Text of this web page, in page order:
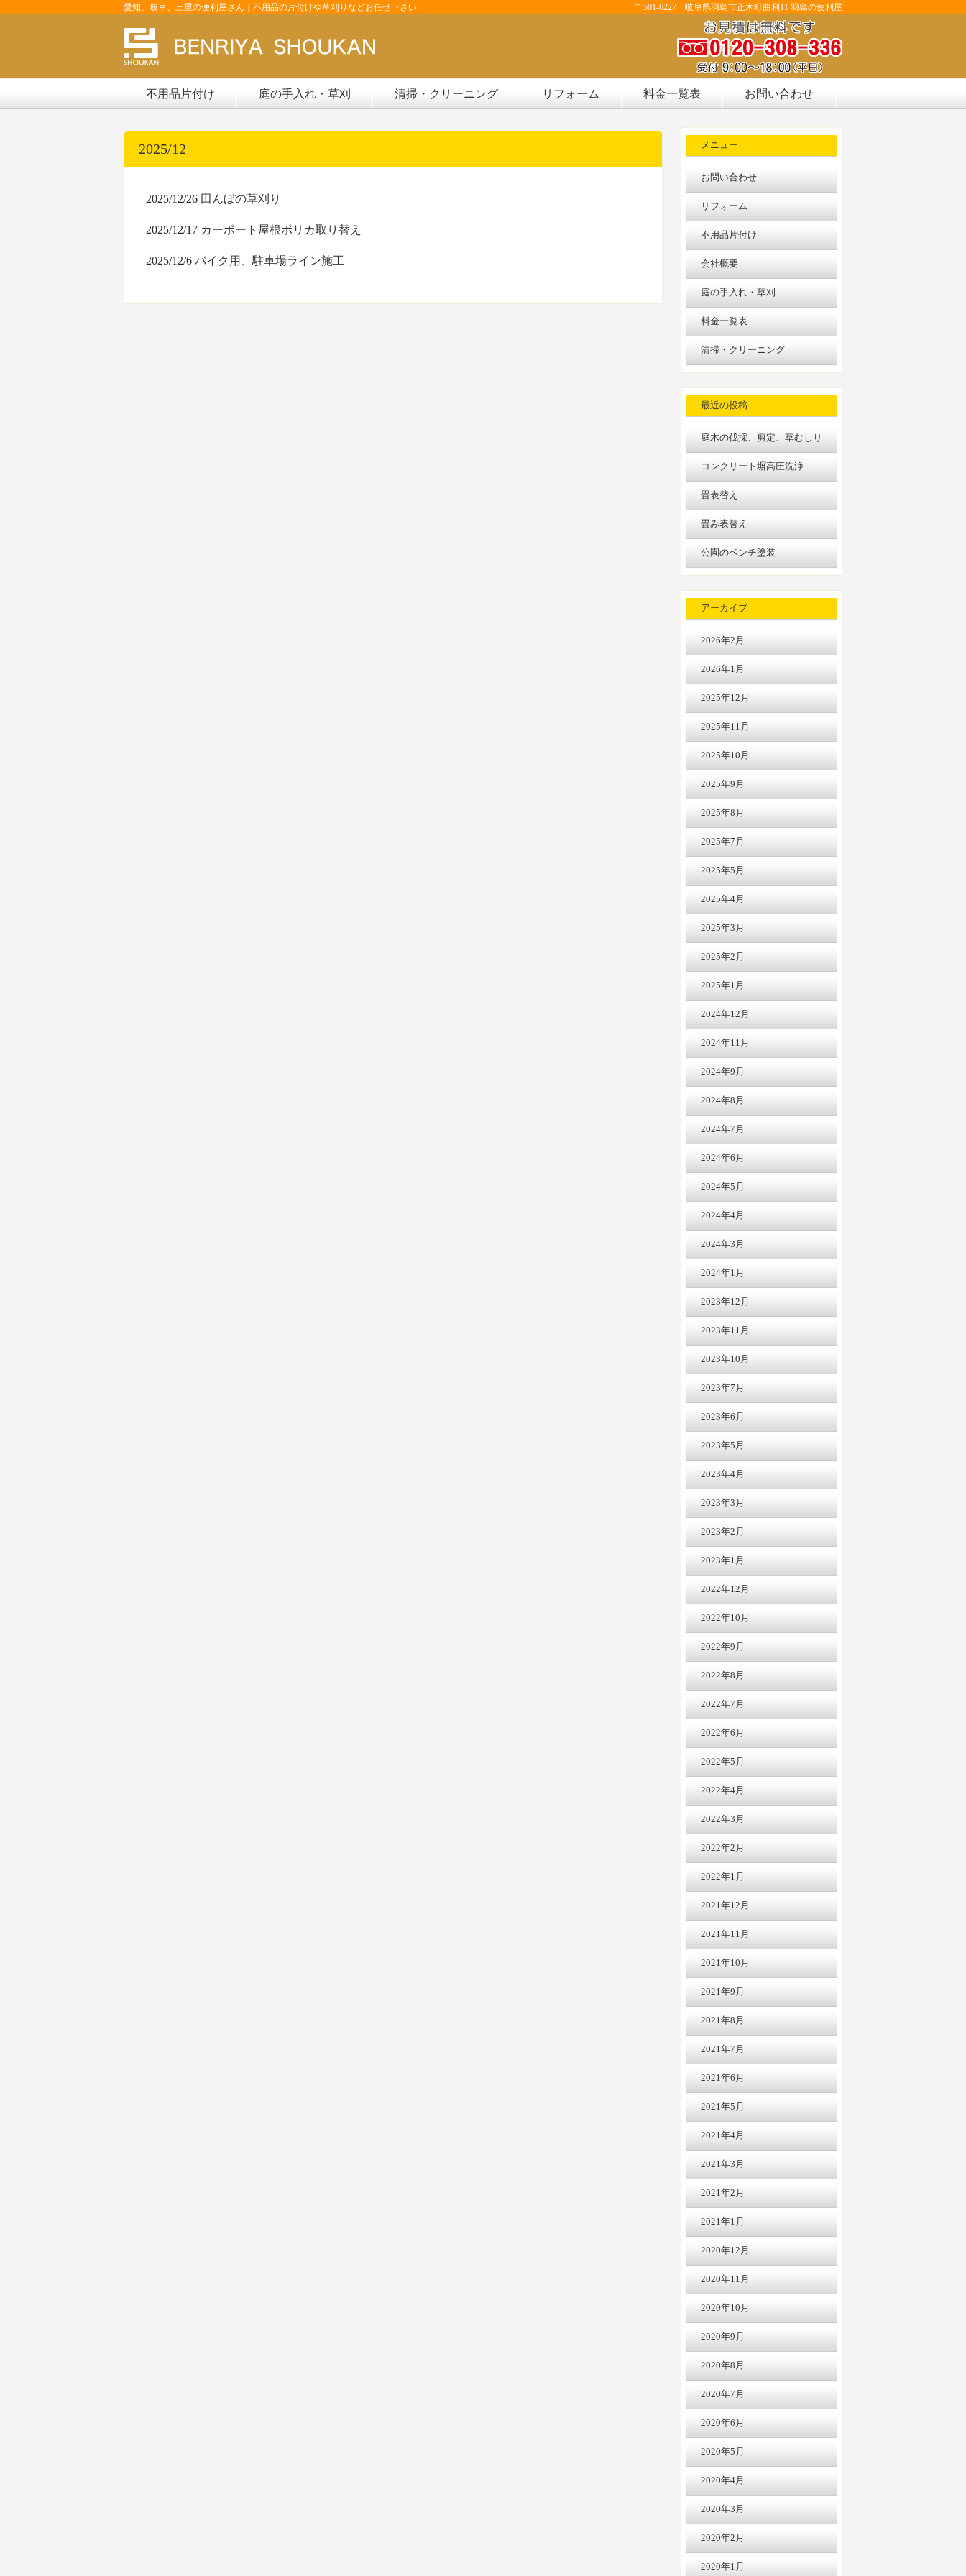
愛知、岐阜、三重の便利屋さん｜不用品の片付けや草刈りなどお任せ下さい 〒501-6227 岐阜県羽島市正木町曲利11 羽島の便利屋
不用品片付け 庭の手入れ・草刈 清掃・クリーニング リフォーム 料金一覧表 お問い合わせ
2025/12
2025/12/26 田んぼの草刈り
2025/12/17 カーポート屋根ポリカ取り替え
2025/12/6 バイク用、駐車場ライン施工
メニュー
お問い合わせ
リフォーム
不用品片付け
会社概要
庭の手入れ・草刈
料金一覧表
清掃・クリーニング
最近の投稿
庭木の伐採、剪定、草むしり
コンクリート塀高圧洗浄
畳表替え
畳み表替え
公園のベンチ塗装
アーカイブ
2026年2月
2026年1月
2025年12月
2025年11月
2025年10月
2025年9月
2025年8月
2025年7月
2025年5月
2025年4月
2025年3月
2025年2月
2025年1月
2024年12月
2024年11月
2024年9月
2024年8月
2024年7月
2024年6月
2024年5月
2024年4月
2024年3月
2024年1月
2023年12月
2023年11月
2023年10月
2023年7月
2023年6月
2023年5月
2023年4月
2023年3月
2023年2月
2023年1月
2022年12月
2022年10月
2022年9月
2022年8月
2022年7月
2022年6月
2022年5月
2022年4月
2022年3月
2022年2月
2022年1月
2021年12月
2021年11月
2021年10月
2021年9月
2021年8月
2021年7月
2021年6月
2021年5月
2021年4月
2021年3月
2021年2月
2021年1月
2020年12月
2020年11月
2020年10月
2020年9月
2020年8月
2020年7月
2020年6月
2020年5月
2020年4月
2020年3月
2020年2月
2020年1月